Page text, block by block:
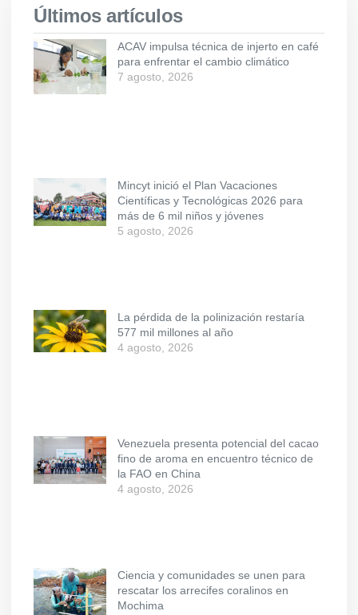
Últimos artículos
ACAV impulsa técnica de injerto en café
para enfrentar el cambio climático
7 agosto, 2026
Mincyt inició el Plan Vacaciones
Científicas y Tecnológicas 2026 para
más de 6 mil niños y jóvenes
5 agosto, 2026
La pérdida de la polinización restaría
577 mil millones al año
4 agosto, 2026
Venezuela presenta potencial del cacao
fino de aroma en encuentro técnico de
la FAO en China
4 agosto, 2026
Ciencia y comunidades se unen para
rescatar los arrecifes coralinos en
Mochima